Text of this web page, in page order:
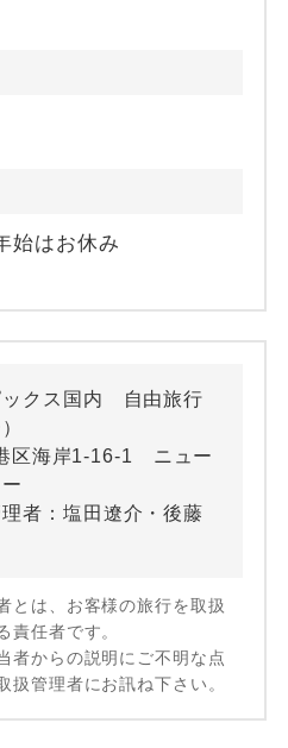
始はお休み
クス国内 自由旅行
区海岸1-16-1 ニュー
者：塩田遼介・後藤
とは、お客様の旅行を取扱
責任者です。
者からの説明にご不明な点
扱管理者にお訊ね下さい。